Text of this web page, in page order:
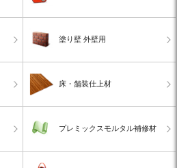
塗り壁 外壁用
床・舗装仕上材
プレミックスモルタル補修材